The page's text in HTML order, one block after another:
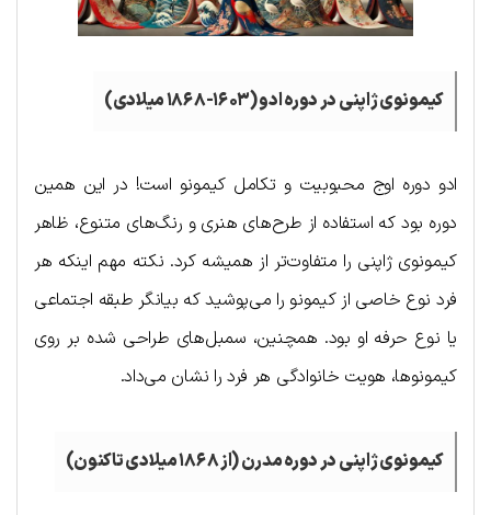
کیمونوی ژاپنی در دوره ادو (۱۶۰۳-۱۸۶۸ میلادی)
ادو دوره اوج محبوبیت و تکامل کیمونو است! در این همین
دوره بود که استفاده از طرح‌های هنری و رنگ‌های متنوع، ظاهر
کیمونوی ژاپنی را متفاوت‌تر از همیشه کرد. نکته مهم اینکه هر
فرد نوع خاصی از کیمونو را می‌پوشید که بیانگر طبقه اجتماعی
یا نوع حرفه او بود. همچنین، سمبل‌های طراحی شده بر روی
کیمونوها، هویت خانوادگی هر فرد را نشان می‌داد.
کیمونوی ژاپنی در دوره مدرن (از ۱۸۶۸ میلادی تاکنون)